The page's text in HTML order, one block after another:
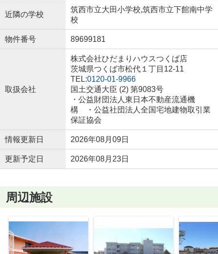
近隣の学校
筑西市立大田小学校,筑西市立下館南中学
校
物件番号 89699181
取扱会社
株式会社ひだまりハウスつくば店
茨城県つくば市松代１丁目12-11
TEL:0120-01-9966
国土交通大臣 (2) 第9083号
・公益財団法人東日本不動産流通機
構 ・公益社団法人全国宅地建物取引業
保証協会
情報更新日 2026年08月09日
更新予定日 2026年08月23日
周辺施設